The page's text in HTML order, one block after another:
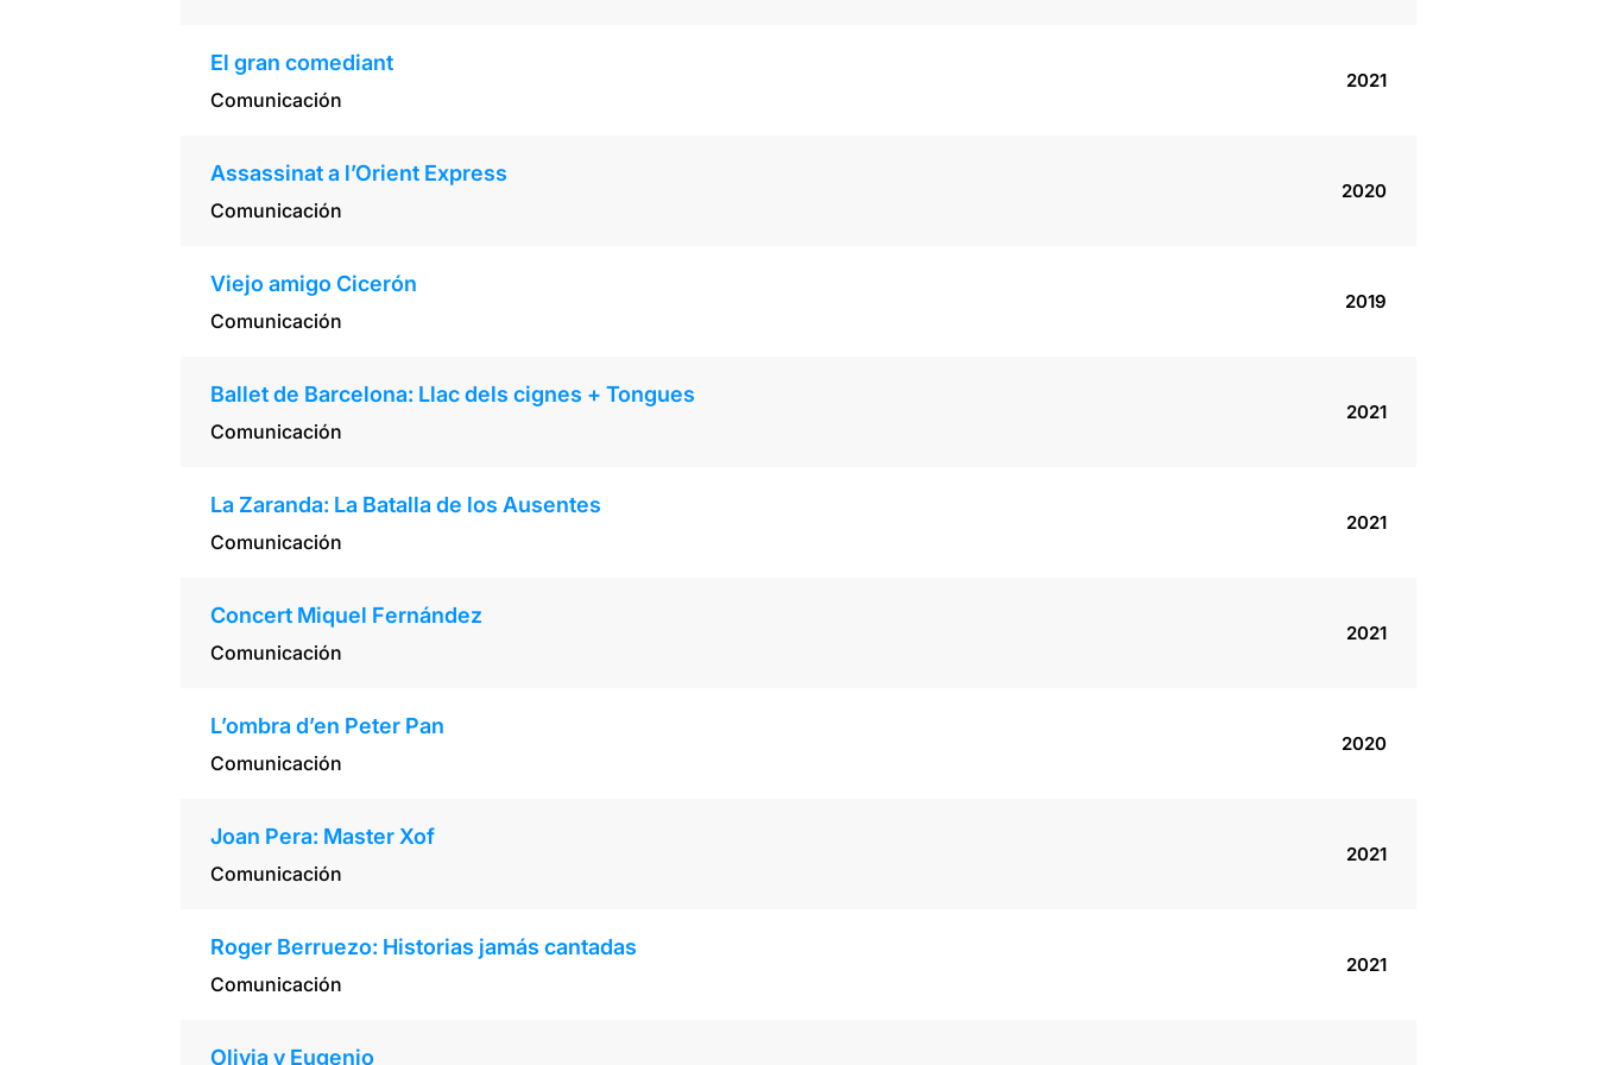
El gran comediant
Comunicación
2021
Assassinat a l’Orient Express
Comunicación
2020
Viejo amigo Cicerón
Comunicación
2019
Ballet de Barcelona: Llac dels cignes + Tongues
Comunicación
2021
La Zaranda: La Batalla de los Ausentes
Comunicación
2021
Concert Miquel Fernández
Comunicación
2021
L’ombra d’en Peter Pan
Comunicación
2020
Joan Pera: Master Xof
Comunicación
2021
Roger Berruezo: Historias jamás cantadas
Comunicación
2021
Olivia y Eugenio